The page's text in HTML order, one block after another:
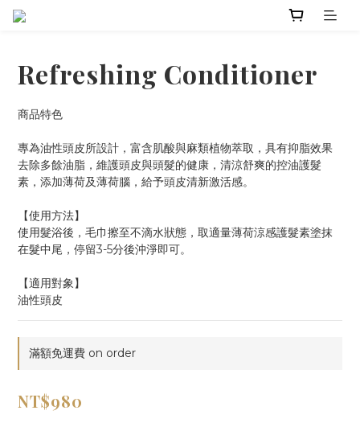
Refreshing Conditioner
商品特色
專為油性頭皮所設計，富含肌酸與麻類植物萃取，具有抑脂效果
去除多餘油脂，維護頭皮與頭髮的健康，清涼舒爽的控油護髮
素，添加薄荷及薄荷腦，給予頭皮清新激活感。
【使用方法】
使用髮浴後，毛巾擦至不滴水狀態，取適量薄荷涼感護髮素塗抹
在髮中尾，停留3-5分後沖淨即可。
【適用對象】
油性頭皮
滿額免運費 on order
NT$980